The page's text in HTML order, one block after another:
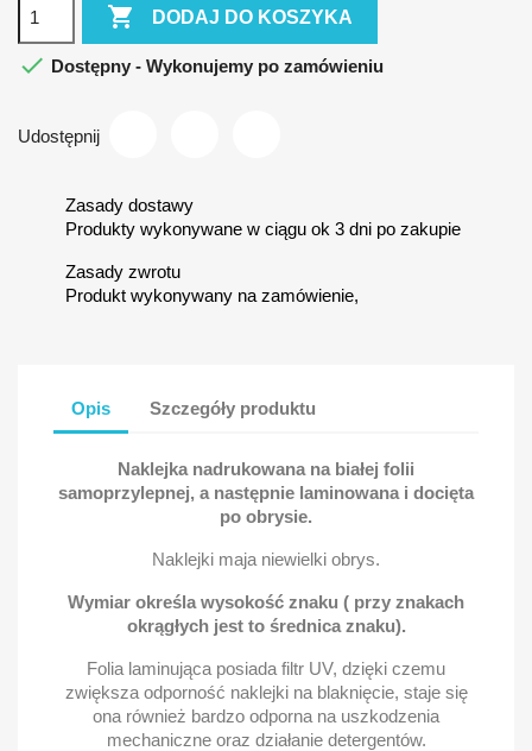
 DODAJ DO KOSZYKA
 Dostępny - Wykonujemy po zamówieniu
Udostępnij
Zasady dostawy
Produkty wykonywane w ciągu ok 3 dni po zakupie
Zasady zwrotu
Produkt wykonywany na zamówienie,
Opis Szczegóły produktu
Naklejka nadrukowana na białej folii
samoprzylepnej, a następnie laminowana i docięta
po obrysie.
Naklejki maja niewielki obrys.
Wymiar określa wysokość znaku ( przy znakach
okrągłych jest to średnica znaku).
Folia laminująca posiada filtr UV, dzięki czemu
zwiększa odporność naklejki na blaknięcie, staje się
ona również bardzo odporna na uszkodzenia
mechaniczne oraz działanie detergentów.